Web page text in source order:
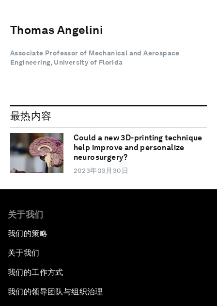
Thomas Angelini
Associate Professor of Mechanical and Aerospace
Engineering, University of Florida
最热内容
Could a new 3D-printing technique
help improve and personalize
neurosurgery?
2023年03月30日
关于我们
我们的策略
关于我们
我们的工作方式
我们的领导团队与组织治理